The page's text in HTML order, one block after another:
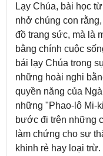
Lạy Chúa, bài học
nhở chúng con
đồ trang sức, mà là
bằng chính cuộc
bái lạy Chúa trong
những hoài nghi
quyền năng của
những "Phao-lô Mi-
bước đi trên những
làm chứng cho sự
khinh rẻ hay loại